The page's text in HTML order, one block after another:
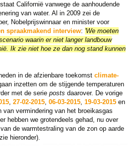
Californië vanwege de aanhoudende
van water. Al in 2009 zei de
Nobelprijswinnaar en minister voor
spraakmakend interview: 'We moeten
waarin er niet langer landbouw
Ik zie niet hoe ze dan nog stand kunnen
in de afzienbare toekomst climate-
inzetten om de stijgende temperaturen
met de serie posts daarover. De vorige
, 27-02-2015, 06-03-2015, 19-03-2015en
van vermindering van het broeikasgas
hebben we grotendeels gehad, nu over
de warmtestraling van de zon op aarde
hieronder).